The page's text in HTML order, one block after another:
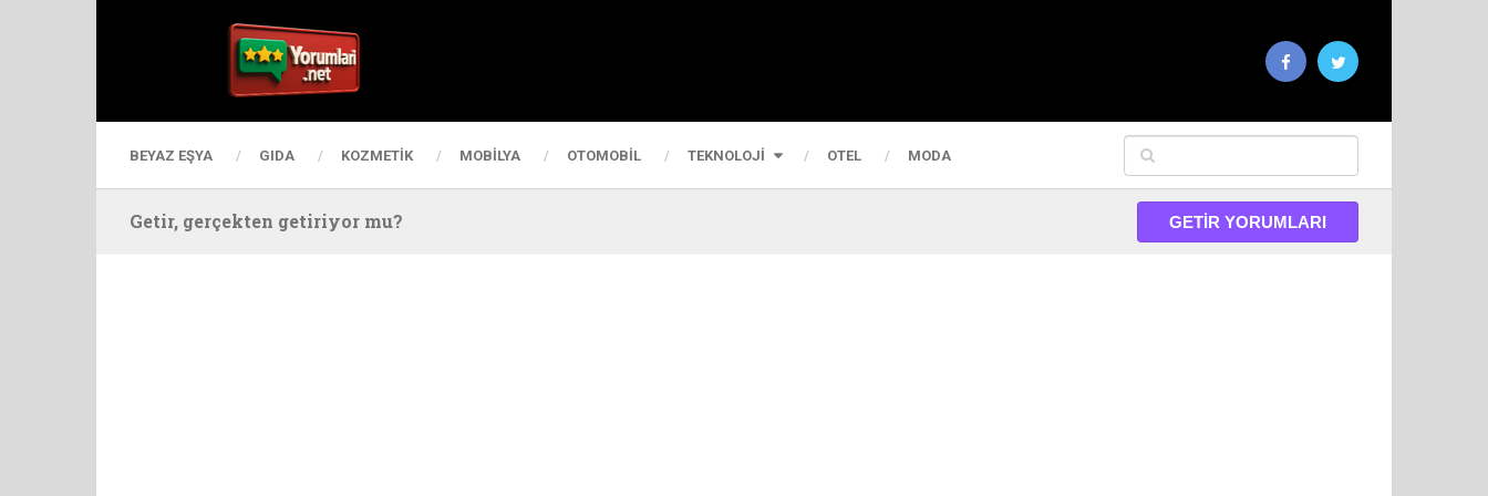
BEYAZ EŞYA GIDA KOZMETIK MOBILYA OTOMOBIL TEKNOLOJI OTEL MODA
Getir, gerçekten getiriyor mu? GETIR YORUMLARI